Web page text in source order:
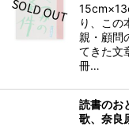
り、この
親・顧問
てきた文
冊…
読書のお
歌、奈良